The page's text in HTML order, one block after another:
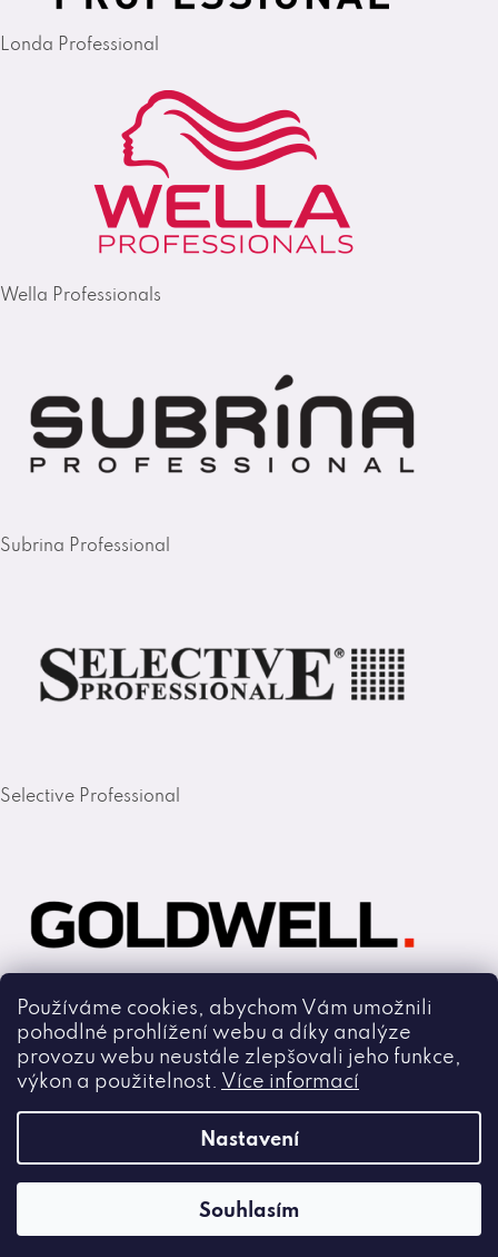
Používáme cookies, abychom Vám umožnili
pohodlné prohlížení webu a díky analýze
provozu webu neustále zlepšovali jeho funkce,
výkon a použitelnost. Více informací
Nastavení
Souhlasím
Londa Professional
Wella Professionals
Subrina Professional
Selective Professional
Goldwell
Vytvořil Shoptet
Copyright 2026Cmiral.cz
Všechna práva vyhrazena.